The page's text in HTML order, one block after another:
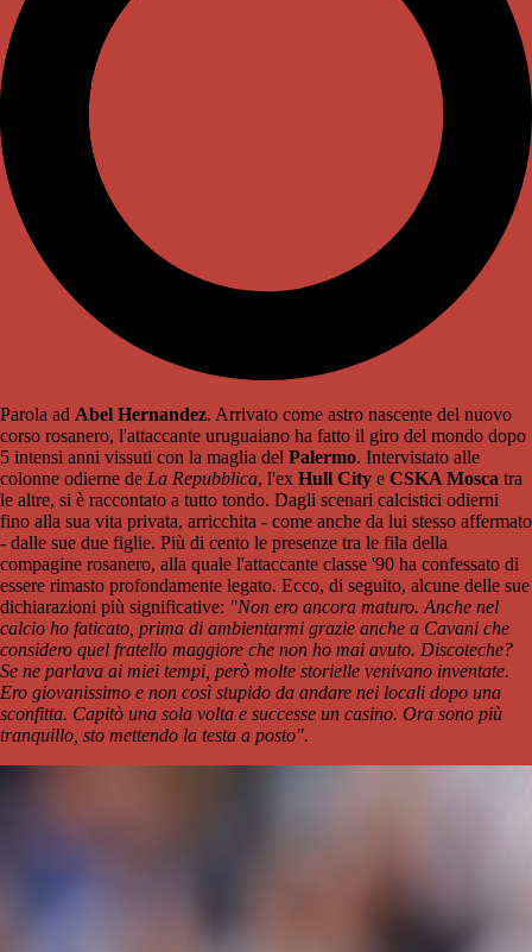
Parola ad Abel Hernandez. Arrivato come astro nascente del nuovo
corso rosanero, l'attaccante uruguaiano ha fatto il giro del mondo dopo
5 intensi anni vissuti con la maglia del Palermo. Intervistato alle
colonne odierne de La Repubblica, l'ex Hull City e CSKA Mosca tra
le altre, si è raccontato a tutto tondo. Dagli scenari calcistici odierni
fino alla sua vita privata, arricchita - come anche da lui stesso affermato
- dalle sue due figlie. Più di cento le presenze tra le fila della
compagine rosanero, alla quale l'attaccante classe '90 ha confessato di
essere rimasto profondamente legato. Ecco, di seguito, alcune delle sue
dichiarazioni più significative: "Non ero ancora maturo. Anche nel
calcio ho faticato, prima di ambientarmi grazie anche a Cavani che
considero quel fratello maggiore che non ho mai avuto. Discoteche?
Se ne parlava ai miei tempi, però molte storielle venivano inventate.
Ero giovanissimo e non così stupido da andare nei locali dopo una
sconfitta. Capitò una sola volta e successe un casino. Ora sono più
tranquillo, sto mettendo la testa a posto".